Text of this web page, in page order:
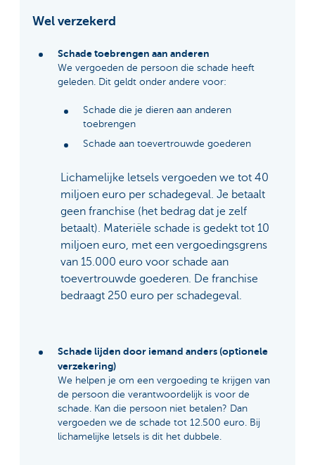
Wel verzekerd
Schade toebrengen aan anderen
We vergoeden de persoon die schade heeft
geleden. Dit geldt onder andere voor:
Schade die je dieren aan anderen
toebrengen
Schade aan toevertrouwde goederen
Lichamelijke letsels vergoeden we tot 40
miljoen euro per schadegeval. Je betaalt
geen franchise (het bedrag dat je zelf
betaalt). Materiële schade is gedekt tot 10
miljoen euro, met een vergoedingsgrens
van 15.000 euro voor schade aan
toevertrouwde goederen. De franchise
bedraagt 250 euro per schadegeval.
Schade lijden door iemand anders (optionele
verzekering)
We helpen je om een vergoeding te krijgen van
de persoon die verantwoordelijk is voor de
schade. Kan die persoon niet betalen? Dan
vergoeden we de schade tot 12.500 euro. Bij
lichamelijke letsels is dit het dubbele.